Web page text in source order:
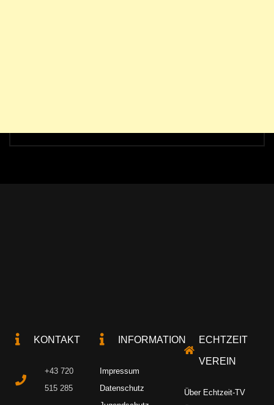
KONTAKT
+43 720
515 285
INFORMATION
Impressum
Datenschutz
ECHTZEIT
VEREIN
Über Echtzeit-TV